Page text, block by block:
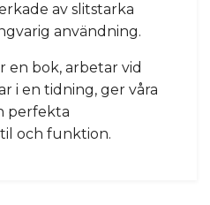
av slitstarka
användning.
en bok, arbetar vid
i en tidning, ger våra
perfekta
och funktion.